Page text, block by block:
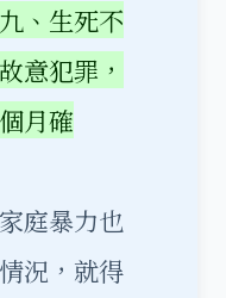
、生死不
意犯罪，
月確
庭暴力也
況，就得